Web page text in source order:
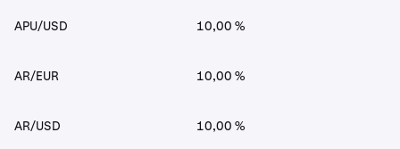
APU/USD 10,00 %
AR/EUR 10,00 %
AR/USD 10,00 %